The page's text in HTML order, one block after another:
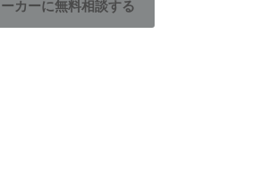
ーカーに無料相談する